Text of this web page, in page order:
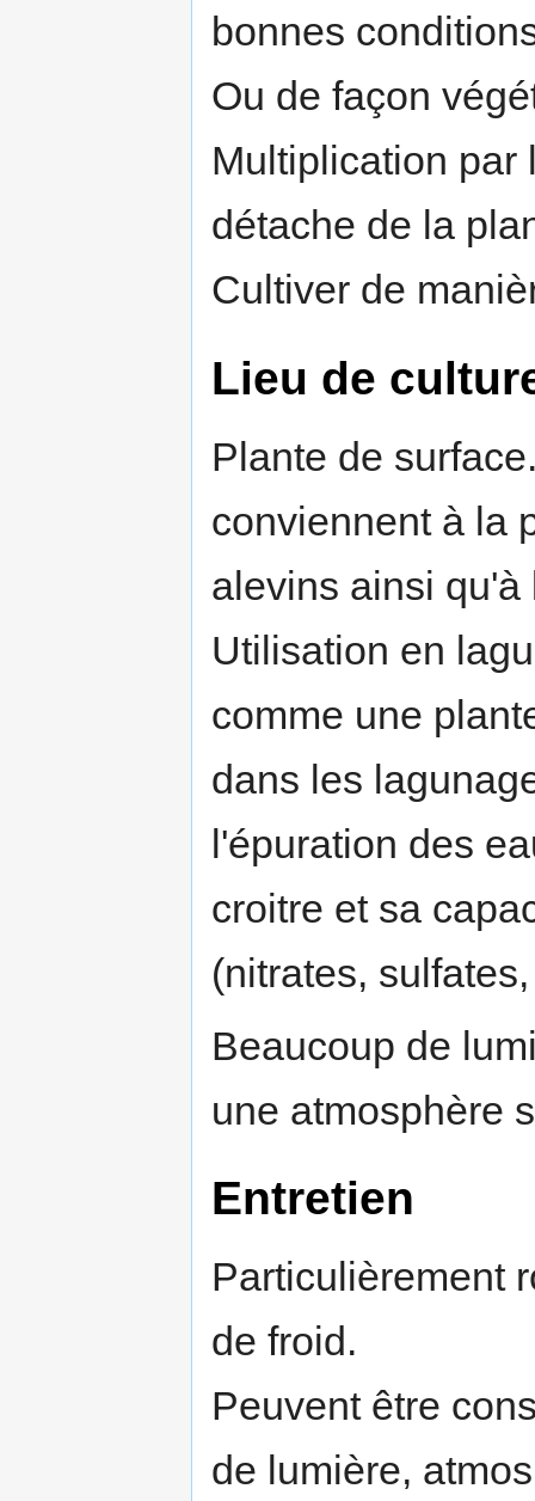
bonnes
Ou de façon
Multiplication par
détache de la
Cultiver de
Lieu de
Plante de
conviennent à la
alevins ainsi
Utilisation en
comme une
dans les
l'épuration des
croitre et sa
(nitrates,
Beaucoup de
une atmosphère
Entretien
Particulièrement
de froid.
Peuvent être
de lumière,